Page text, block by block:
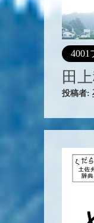
4001
田
投稿者: